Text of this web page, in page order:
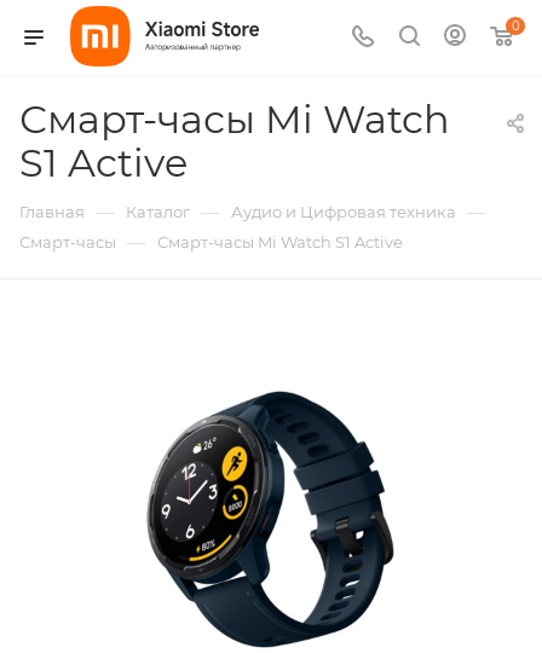
0
Смарт-часы Mi Watch
S1 Active
Главная — Каталог — Аудио и Цифровая техника —
Смарт-часы — Смарт-часы Mi Watch S1 Active